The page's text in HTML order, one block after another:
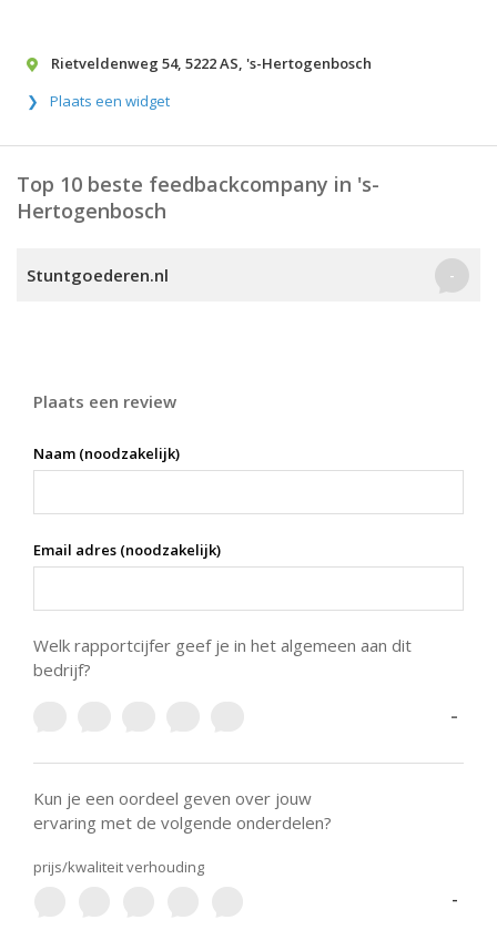
Rietveldenweg 54, 5222 AS, 's-Hertogenbosch
Plaats een widget
Top 10 beste feedbackcompany in 's-
Hertogenbosch
Stuntgoederen.nl -
Plaats een review
Naam (noodzakelijk)
Email adres (noodzakelijk)
Welk rapportcijfer geef je in het algemeen aan dit
bedrijf?
-
Kun je een oordeel geven over jouw
ervaring met de volgende onderdelen?
prijs/kwaliteit verhouding
-